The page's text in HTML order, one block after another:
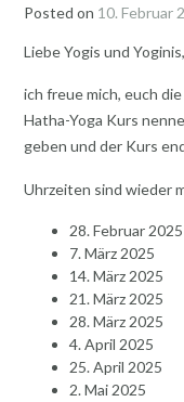
Posted on 10. Februar
Liebe Yogis und Yoginis,
ich freue mich, euch
Hatha-Yoga Kurs
geben und der Kurs
Uhrzeiten sind wieder
28. Februar 2025
7. März 2025
14. März 2025
21. März 2025
28. März 2025
4. April 2025
25. April 2025
2. Mai 2025